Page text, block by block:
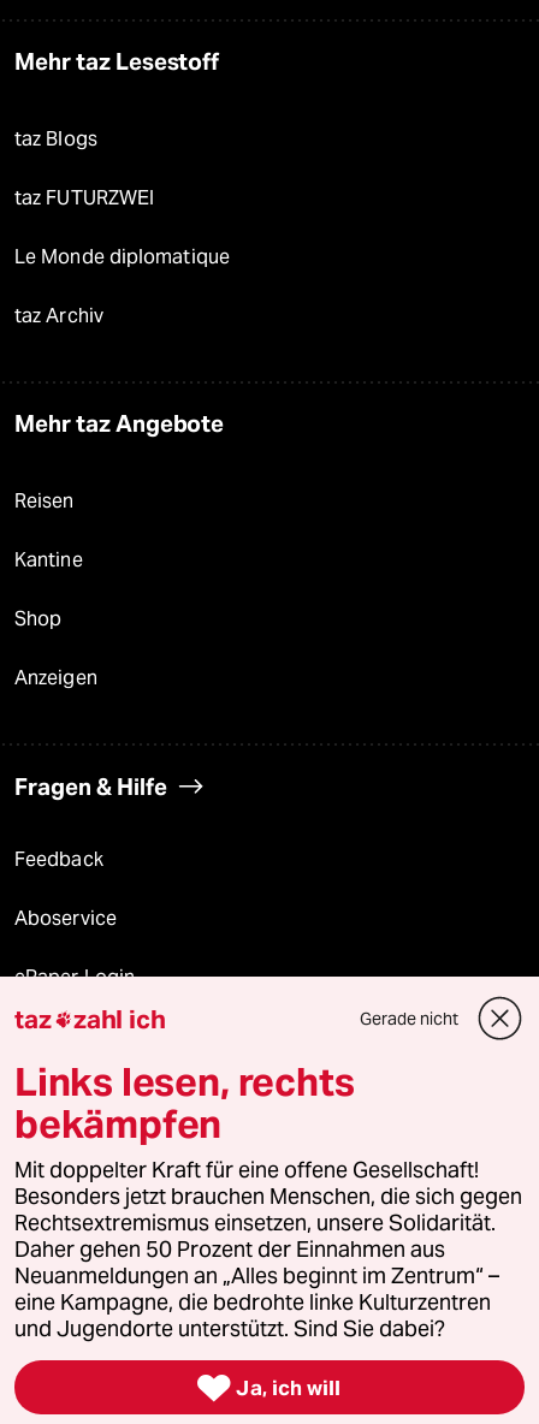
Mehr taz Lesestoff
taz Blogs
taz FUTURZWEI
Le Monde diplomatique
taz Archiv
Mehr taz Angebote
Reisen
Kantine
Shop
Anzeigen
Fragen & Hilfe
Feedback
Aboservice
ePaper Login
Downloads für Abonnierende
© 2026 taz Verlags und Vertriebs GmbH
Alle Rechte vorbehalten. Bei rechtlichen Fragen oder für Genehmigungen
wenden Sie sich bitte an lizenzen@taz.de
Feedback Redaktionsstatut Kommune-Richtlinien
Leitlinie Informant Datenschutz Impressum AGB
Seitenwende Einwilligungen widerrufen (Ads)
taz zahl ich Gerade nicht
Links lesen, rechts
bekämpfen
Mit doppelter Kraft für eine offene Gesellschaft!
Besonders jetzt brauchen Menschen, die sich gegen
Rechtsextremismus einsetzen, unsere Solidarität.
Daher gehen 50 Prozent der Einnahmen aus
Neuanmeldungen an „Alles beginnt im Zentrum“ –
eine Kampagne, die bedrohte linke Kulturzentren
und Jugendorte unterstützt. Sind Sie dabei?
 Ja, ich will